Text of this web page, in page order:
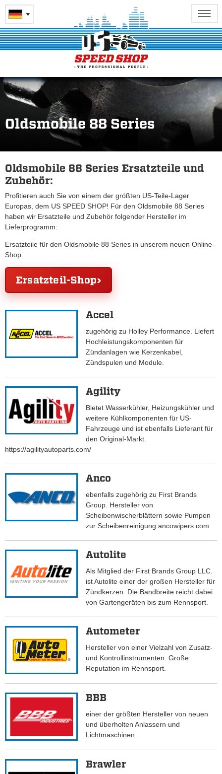
Oldsmobile 88 Series
Oldsmobile 88 Series Ersatzteile und
Zubehör:
Profitieren auch Sie von einem der größten US-Teile-Lager
Europas, dem US SPEED SHOP! Für den Oldsmobile 88 Series
haben wir Ersatzteile und Zubehör folgender Hersteller im
Lieferprogramm:
Ersatzteile für den Oldsmobile 88 Series in unserem neuen Online-
Shop:
Ersatzteil-Shop
Accel
zugehörig zu Holley Performance. Liefert
Hochleistungskomponenten für
Zündanlagen wie Kerzenkabel,
Zündspulen und Module.
Agility
Bietet Wasserkühler, Heizungskühler und
weitere Kühlkomponenten für US-
Fahrzeuge und ist ebenfalls Lieferant für
den Original-Markt.
https://agilityautoparts.com/
Anco
ebenfalls zugehörig zu First Brands
Group. Hersteller von
Scheibenwischerblättern sowie Pumpen
zur Scheibenreinigung ancowipers.com
Autolite
Als Mitglied der First Brands Group LLC.
ist Autolite einer der großen Hersteller für
Zündkerzen. Die Bandbreite reicht dabei
von Gartengeräten bis zum Rennsport.
Autometer
Hersteller von einer Vielzahl von Zusatz-
und Kontrollinstrumenten. Große
Reputation im Rennsport.
BBB
einer der größten Hersteller von neuen
und überholten Anlassern und
Lichtmaschinen.
Brawler